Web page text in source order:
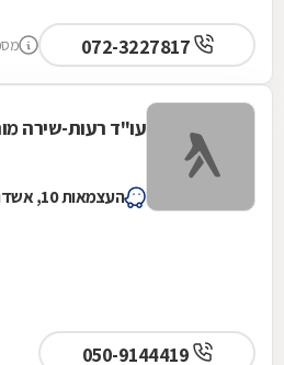
עו"ד רעות-שירה
העצמאות 10, אשדוד